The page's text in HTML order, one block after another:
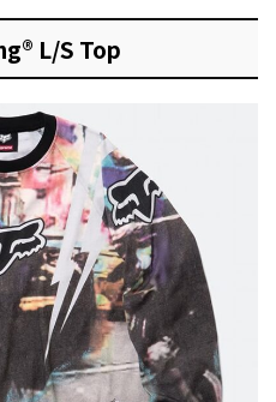
L/S Top